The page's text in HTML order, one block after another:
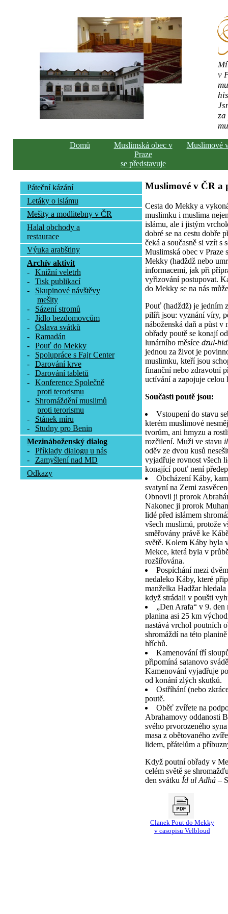
v
Domů
Muslimská obec v
Praze
se představuje
Muslimové
Páteční kázání
Letáky o islámu
Mešity a modlitebny v ČR
Halal obchody a
restaurace
Výuka arabštiny
Archív aktivit
-
Knižní veletrh
-
Tisk publikací
-
Skupinové návštěvy
mešity
-
Sázení stromů
-
Jídlo bezdomovcům
-
Oslava svátků
-
Ramadán
-
Pouť do Mekky
-
Spolupráce s Fajr Center
-
Darování krve
-
Darování tabletů
-
Konference Společně
proti terorismu
-
Shromáždění muslimů
proti terorismu
-
Stánek míru
-
Studny pro Benin
Mezináboženský dialog
-
Příklady dialogu u nás
-
Zamyšlení nad MD
Odkazy
Muslimové v ČR
Cesta do Mekky a
muslimku i muslima
islámu, ale i jistým
dobré se na cestu dobře
čeká a současně si vzít s
Muslimská obec v Praze
Mekky (hadždž nebo
informacemi, jak při
vyřizování postupovat.
do Mekky se na nás
Pouť (hadždž) je jedním
pilíři jsou: vyznání víry,
náboženská daň a půst
obřady poutě se konají
lunárního měsíce dzul-
jednou za život je
muslimku, kteří jsou
finanční nebo zdravotní
uctívání a zapojuje celou
Součástí poutě jsou:
Vstoupení do stavu
kterém muslimové
tvorům, ani hmyzu a
rozčilení. Muži ve stavu
oděv ze dvou kusů
vyjadřuje rovnost všech
konající pouť není
Obcházení Káby,
svatyní na Zemi
Obnovil ji prorok
Nakonec ji prorok
lidé před islámem
všech muslimů, protože
směřovány právě ke
světě. Kolem Káby byla
Mekce, která byla v
rozšiřována.
Pospíchání mezi
nedaleko Káby, které
manželka Hadžar
když strádali v poušti
„Den Arafa“ v 9. den
planina asi 25 km
nastává vrchol poutních
shromáždí na této
hříchů.
Kamenování tří
připomíná satanovo
Kamenování vyjadřuje
od konání zlých skutků.
Ostříhání (nebo
poutě.
Oběť zvířete na
Abrahamovy oddanosti
svého prvorozeného
masa z obětovaného
lidem, přátelům a
Když poutní obřady v
celém světě se
den svátku Íd ul Adhá–
Clanek Pout do Mekky
v casopisu Velbloud